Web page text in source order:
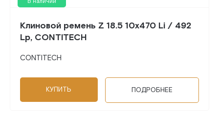
Клиновой ремень Z 18.5 10x470 Li / 492
Lp, CONTITECH
CONTITECH
КУПИТЬ ПОДРОБНЕЕ